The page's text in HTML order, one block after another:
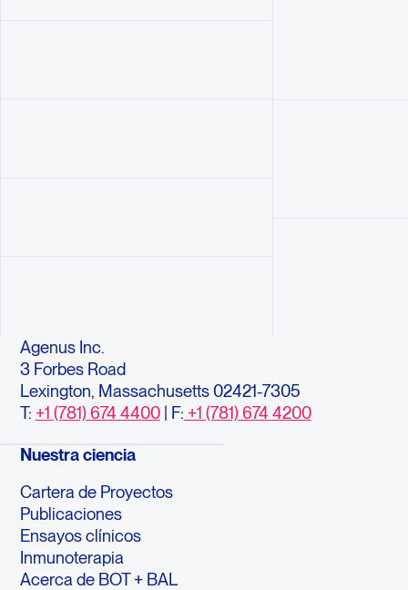
Agenus Inc.
3 Forbes Road
Lexington, Massachusetts 02421-7305
T: +1 (781) 674 4400| F: +1 (781) 674 4200
Nuestra ciencia
Cartera de Proyectos
Publicaciones
Ensayos clínicos
Inmunoterapia
Acerca de BOT + BAL